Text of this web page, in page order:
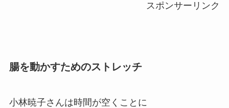
スポンサーリンク
腸を動かすためのストレッチ
小林暁子さんは時間が空くことに